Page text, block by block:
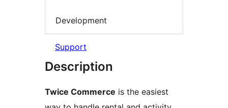
Development
Support
Description
Twice Commerce is the easiest